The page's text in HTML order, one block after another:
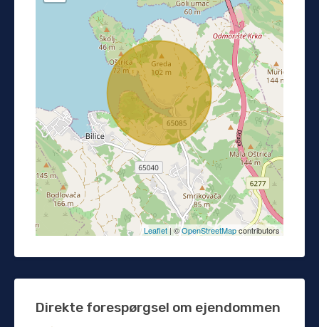
Leaflet| ©OpenStreetMapcontributors
Direkte forespørgsel om ejendommen